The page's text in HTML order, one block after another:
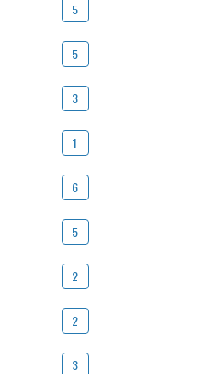
5
5
3
1
6
5
2
2
3